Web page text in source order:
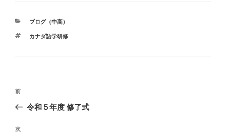
カ
ゴ
ブログ（中高）
タ
カナダ語学研修
投
ナ
ビ
前
の
稿
前
令和５年度 修了式
次
次